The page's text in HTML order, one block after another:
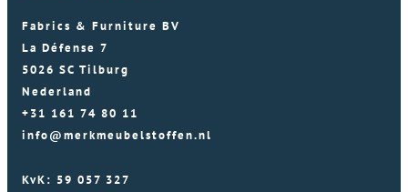
Fabrics & Furniture BV
La Défense 7
5026 SC Tilburg
Nederland
+31 161 74 80 11
info@merkmeubelstoffen.nl
KvK: 59 057 327